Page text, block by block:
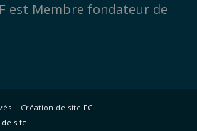
est Membre fondateur de
| Création de site FC
de site